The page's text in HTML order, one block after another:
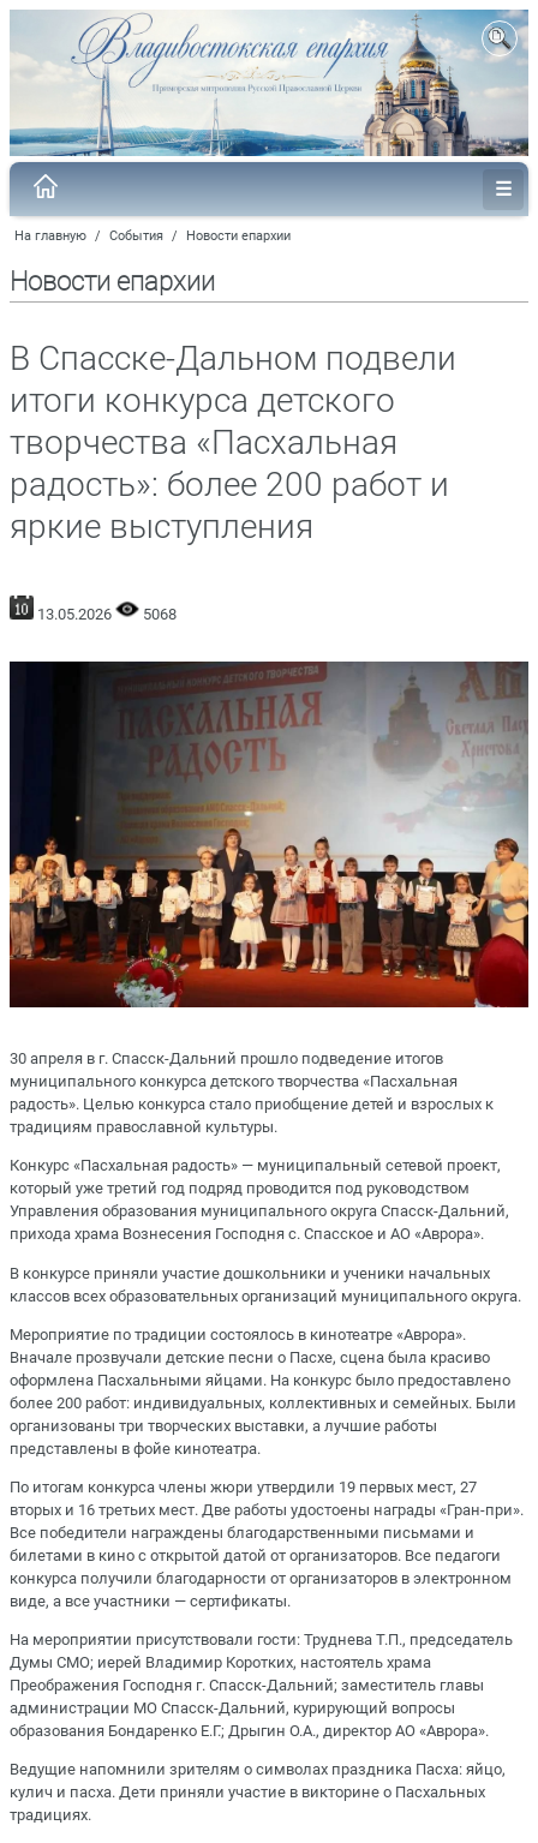
На главную / События / Новости епархии
Новости епархии
В Спасске-Дальном подвели
итоги конкурса детского
творчества «Пасхальная
радость»: более 200 работ и
яркие выступления
13.05.2026 5068
30 апреля в г. Спасск-Дальний прошло подведение итогов
муниципального конкурса детского творчества «Пасхальная
радость». Целью конкурса стало приобщение детей и взрослых к
традициям православной культуры.
Конкурс «Пасхальная радость» — муниципальный сетевой проект,
который уже третий год подряд проводится под руководством
Управления образования муниципального округа Спасск-Дальний,
прихода храма Вознесения Господня с. Спасское и АО «Аврора».
В конкурсе приняли участие дошкольники и ученики начальных
классов всех образовательных организаций муниципального округа.
Мероприятие по традиции состоялось в кинотеатре «Аврора».
Вначале прозвучали детские песни о Пасхе, сцена была красиво
оформлена Пасхальными яйцами. На конкурс было предоставлено
более 200 работ: индивидуальных, коллективных и семейных. Были
организованы три творческих выставки, а лучшие работы
представлены в фойе кинотеатра.
По итогам конкурса члены жюри утвердили 19 первых мест, 27
вторых и 16 третьих мест. Две работы удостоены награды «Гран-при».
Все победители награждены благодарственными письмами и
билетами в кино с открытой датой от организаторов. Все педагоги
конкурса получили благодарности от организаторов в электронном
виде, а все участники — сертификаты.
На мероприятии присутствовали гости: Труднева Т.П., председатель
Думы СМО; иерей Владимир Коротких, настоятель храма
Преображения Господня г. Спасск-Дальний; заместитель главы
администрации МО Спасск-Дальний, курирующий вопросы
образования Бондаренко Е.Г.; Дрыгин О.А., директор АО «Аврора».
Ведущие напомнили зрителям о символах праздника Пасха: яйцо,
кулич и пасха. Дети приняли участие в викторине о Пасхальных
традициях.